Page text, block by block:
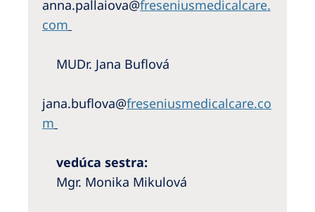
anna.pallaiova@freseniusmedicalcare.
com
MUDr. Jana Buflová
jana.buflova@freseniusmedicalcare.co
m
vedúca sestra:
Mgr. Monika Mikulová